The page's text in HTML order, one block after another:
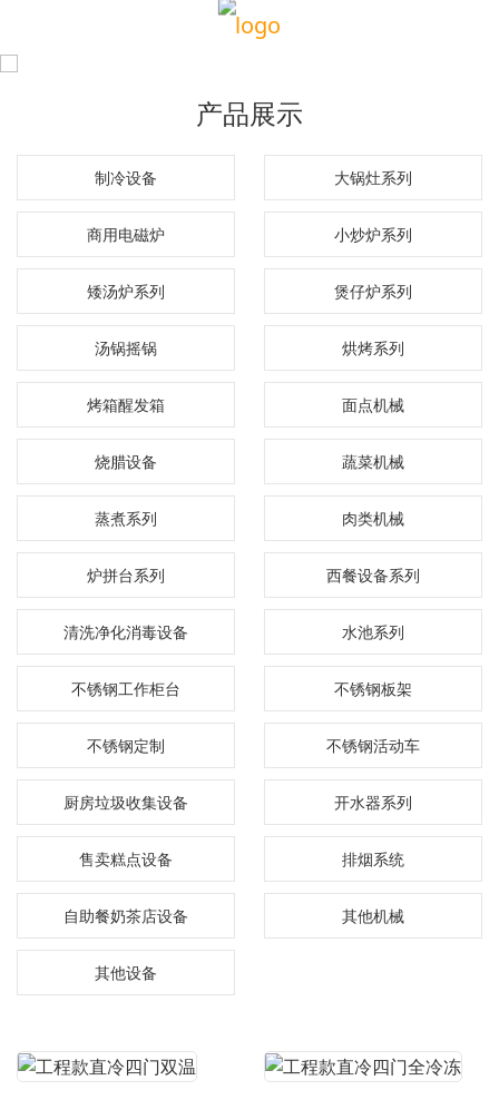
产品展示
制冷设备 大锅灶系列
商用电磁炉 小炒炉系列
矮汤炉系列 煲仔炉系列
汤锅摇锅 烘烤系列
烤箱醒发箱 面点机械
烧腊设备 蔬菜机械
蒸煮系列 肉类机械
炉拼台系列 西餐设备系列
清洗净化消毒设备 水池系列
不锈钢工作柜台 不锈钢板架
不锈钢定制 不锈钢活动车
厨房垃圾收集设备 开水器系列
售卖糕点设备 排烟系统
自助餐奶茶店设备 其他机械
其他设备